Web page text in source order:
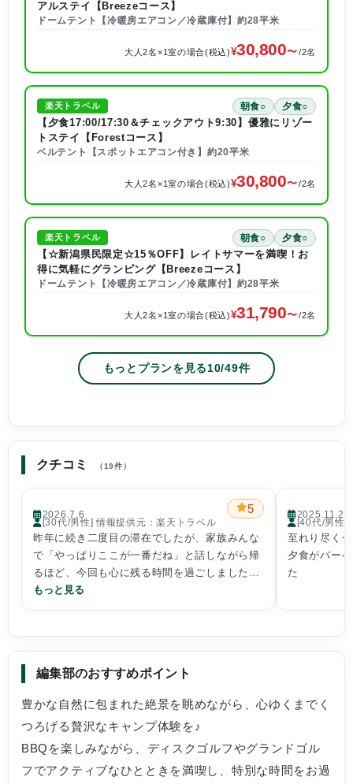
アルステイ【Breezeコース】
ドームテント【冷暖房エアコン／冷蔵庫付】約28平米
大人2名×1室の場合(税込) 30,800 /2名
楽天トラベル 朝食○ 夕食○
【夕食17:00/17:30＆チェックアウト9:30】優雅にリゾー
トステイ【Forestコース】
ベルテント【スポットエアコン付き】約20平米
大人2名×1室の場合(税込) 30,800 /2名
楽天トラベル 朝食○ 夕食○
【☆新潟県民限定☆15％OFF】レイトサマーを満喫！お
得に気軽にグランピング【Breezeコース】
ドームテント【冷暖房エアコン／冷蔵庫付】約28平米
大人2名×1室の場合(税込) 31,790 /2名
もっとプランを見る10/49件
クチコミ （19件）
2026.7.6 5
[30代/男性] 情報提供元：楽天トラベル
昨年に続き二度目の滞在でしたが、家族みんな
で「やっぱりここが一番だね」と話しながら帰
るほど、今回も心に残る時間を過ごしました。
小学生二人と夫婦で伺いましたが、テント内は
で、到着してすぐディスクゴルフを楽しみ、子
ども達は大はしゃぎ。入室後は荷物を移動して
ツリーハウス探検へ向かい、自然の中を家族で
歩く時間がとても心地よく感じられました。
もっと見る
2025.11.23
[40代/男性]
至れり尽く
夕食がバー
た
編集部のおすすめポイント
豊かな自然に包まれた絶景を眺めながら、心ゆくまでく
つろげる贅沢なキャンプ体験を♪
BBQを楽しみながら、ディスクゴルフやグランドゴル
フでアクティブなひとときを満喫し、特別な時間をお過